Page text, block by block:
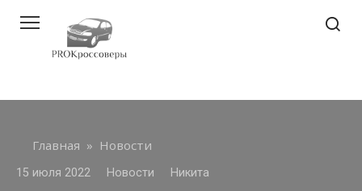
контенту
Главная » Новости
15 июля 2022 Новости Никита